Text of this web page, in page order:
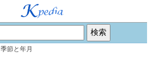
季節と年月